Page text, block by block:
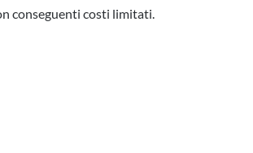
conseguenti costi limitati.